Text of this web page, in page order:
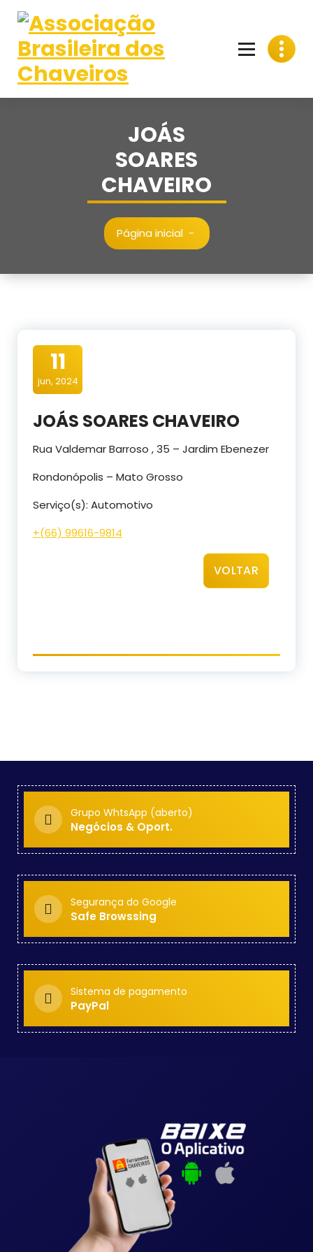
para
conteúdo
JOÁS
SOARES
CHAVEIRO
Página inicial-
11
jun, 2024
JOÁS SOARES CHAVEIRO
Rua Valdemar Barroso , 35 – Jardim Ebenezer
Rondonópolis – Mato Grosso
Serviço(s): Automotivo
+(66) 99616-9814
VOLTAR
Grupo WhtsApp (aberto)
Negócios & Oport.
Segurança do Google
Safe Browssing
Sistema de pagamento
PayPal